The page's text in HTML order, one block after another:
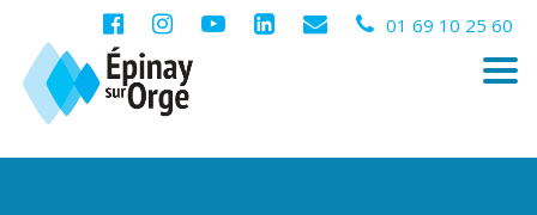
01 69 10 25 60